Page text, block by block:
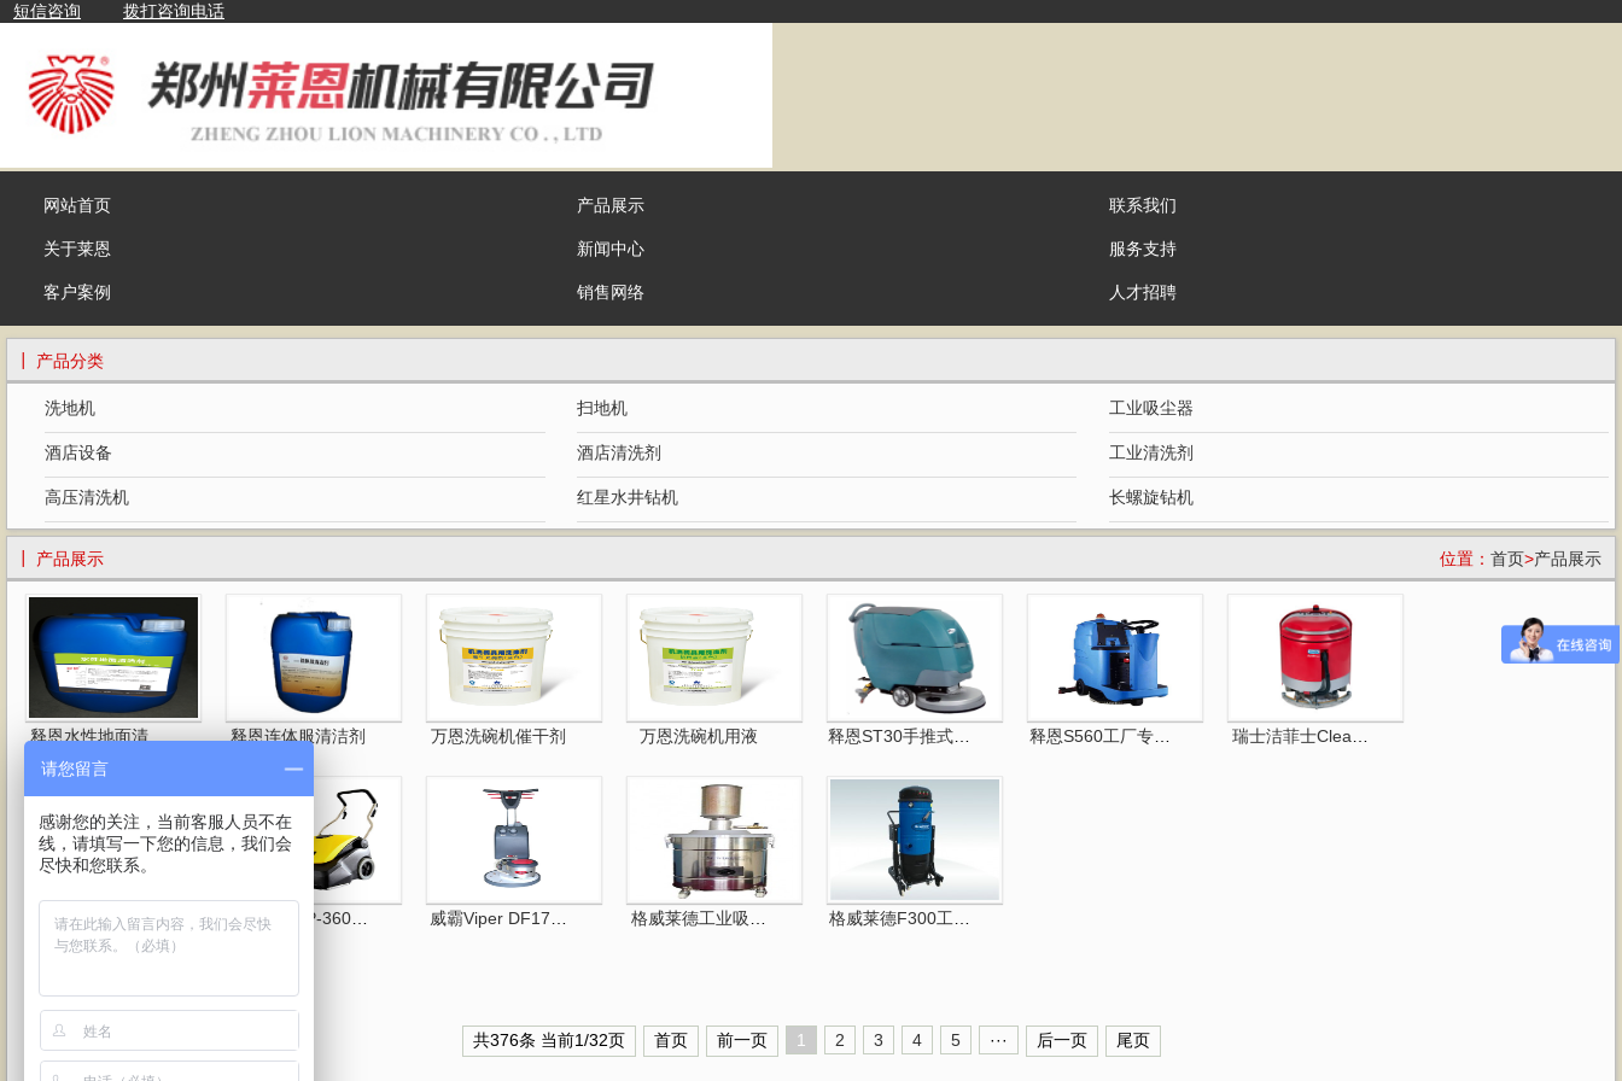
短信咨询 拨打咨询电话
网站首页 产品展示 联系我们
关于莱恩 新闻中心 服务支持
客户案例 销售网络 人才招聘
┃ 产品分类
洗地机 扫地机 工业吸尘器
酒店设备 酒店清洗剂 工业清洗剂
高压清洗机 红星水井钻机 长螺旋钻机
位置： 首页>产品展示
┃ 产品展示
释恩水性地面清洁剂 释恩连体服清洁剂 万恩洗碗机催干剂 万恩洗碗机用液 释恩ST30手推式洗地机 释恩S560工厂专用驾驶式洗···瑞士洁菲士Cleanfix-···
释恩力牌LP-5L 无线肩背···释恩力牌LP-360直立式滚···威霸Viper DF17A多··· 格威莱德工业吸尘机C-11系···格威莱德F300工业吸尘机
共376条 当前1/32页 首页 前一页 1 2 3 4 5 ··· 后一页 尾页
请您留言
感谢您的关注，当前客服人员不在
线，请填写一下您的信息，我们会
尽快和您联系。